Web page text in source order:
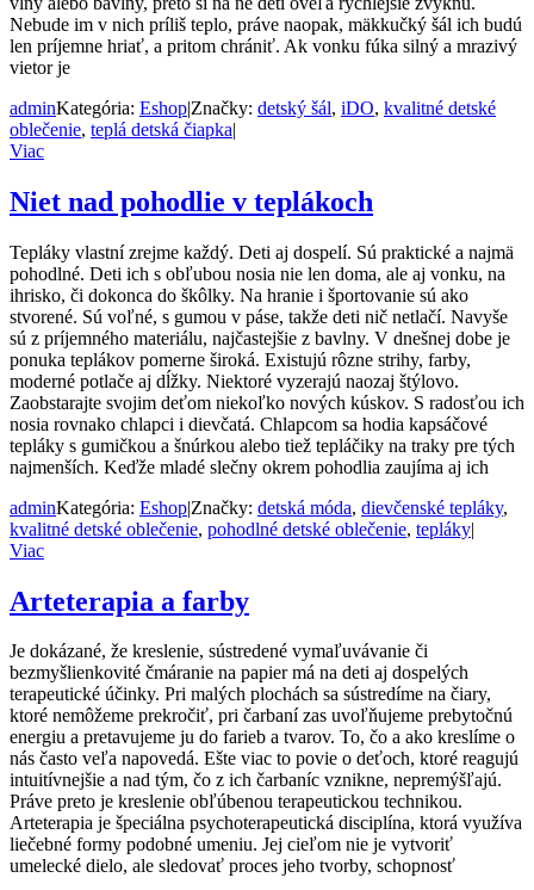
Nebude im v nich príliš teplo, práve naopak, mäkkučký šál ich budú
len príjemne hriať, a pritom chrániť. Ak vonku fúka silný a mrazivý
vietor je
adminKategória: Eshop|Značky: detský šál, iDO, kvalitné detské
oblečenie, teplá detská čiapka|
Viac
Niet nad pohodlie v teplákoch
Tepláky vlastní zrejme každý. Deti aj dospelí. Sú praktické a najmä
pohodlné. Deti ich s obľubou nosia nie len doma, ale aj vonku, na
ihrisko, či dokonca do škôlky. Na hranie i športovanie sú ako
stvorené. Sú voľné, s gumou v páse, takže deti nič netlačí. Navyše
sú z príjemného materiálu, najčastejšie z bavlny. V dnešnej dobe je
ponuka teplákov pomerne široká. Existujú rôzne strihy, farby,
moderné potlače aj dĺžky. Niektoré vyzerajú naozaj štýlovo.
Zaobstarajte svojim deťom niekoľko nových kúskov. S radosťou ich
nosia rovnako chlapci i dievčatá. Chlapcom sa hodia kapsáčové
tepláky s gumičkou a šnúrkou alebo tiež tepláčiky na traky pre tých
najmenších. Keďže mladé slečny okrem pohodlia zaujíma aj ich
adminKategória: Eshop|Značky: detská móda, dievčenské tepláky,
kvalitné detské oblečenie, pohodlné detské oblečenie, tepláky|
Viac
Arteterapia a farby
Je dokázané, že kreslenie, sústredené vymaľuvávanie či
bezmyšlienkovité čmáranie na papier má na deti aj dospelých
terapeutické účinky. Pri malých plochách sa sústredíme na čiary,
ktoré nemôžeme prekročiť, pri čarbaní zas uvoľňujeme prebytočnú
energiu a pretavujeme ju do farieb a tvarov. To, čo a ako kreslíme o
nás často veľa napovedá. Ešte viac to povie o deťoch, ktoré reagujú
intuitívnejšie a nad tým, čo z ich čarbaníc vznikne, nepremýšľajú.
Práve preto je kreslenie obľúbenou terapeutickou technikou.
Arteterapia je špeciálna psychoterapeutická disciplína, ktorá využíva
liečebné formy podobné umeniu. Jej cieľom nie je vytvoriť
umelecké dielo, ale sledovať proces jeho tvorby, schopnosť